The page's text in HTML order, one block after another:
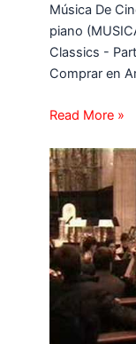
Música De
piano
Classics -
Comprar en
Read More »